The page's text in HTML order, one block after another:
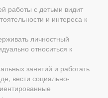
работы с детьми видит
и интереса к
личностный
относиться к
занятий и работать
вести социально-